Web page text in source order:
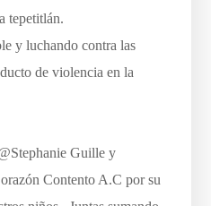
tepetitlán.
y luchando contra las
de violencia en la
Guille y
Contento A.C por su